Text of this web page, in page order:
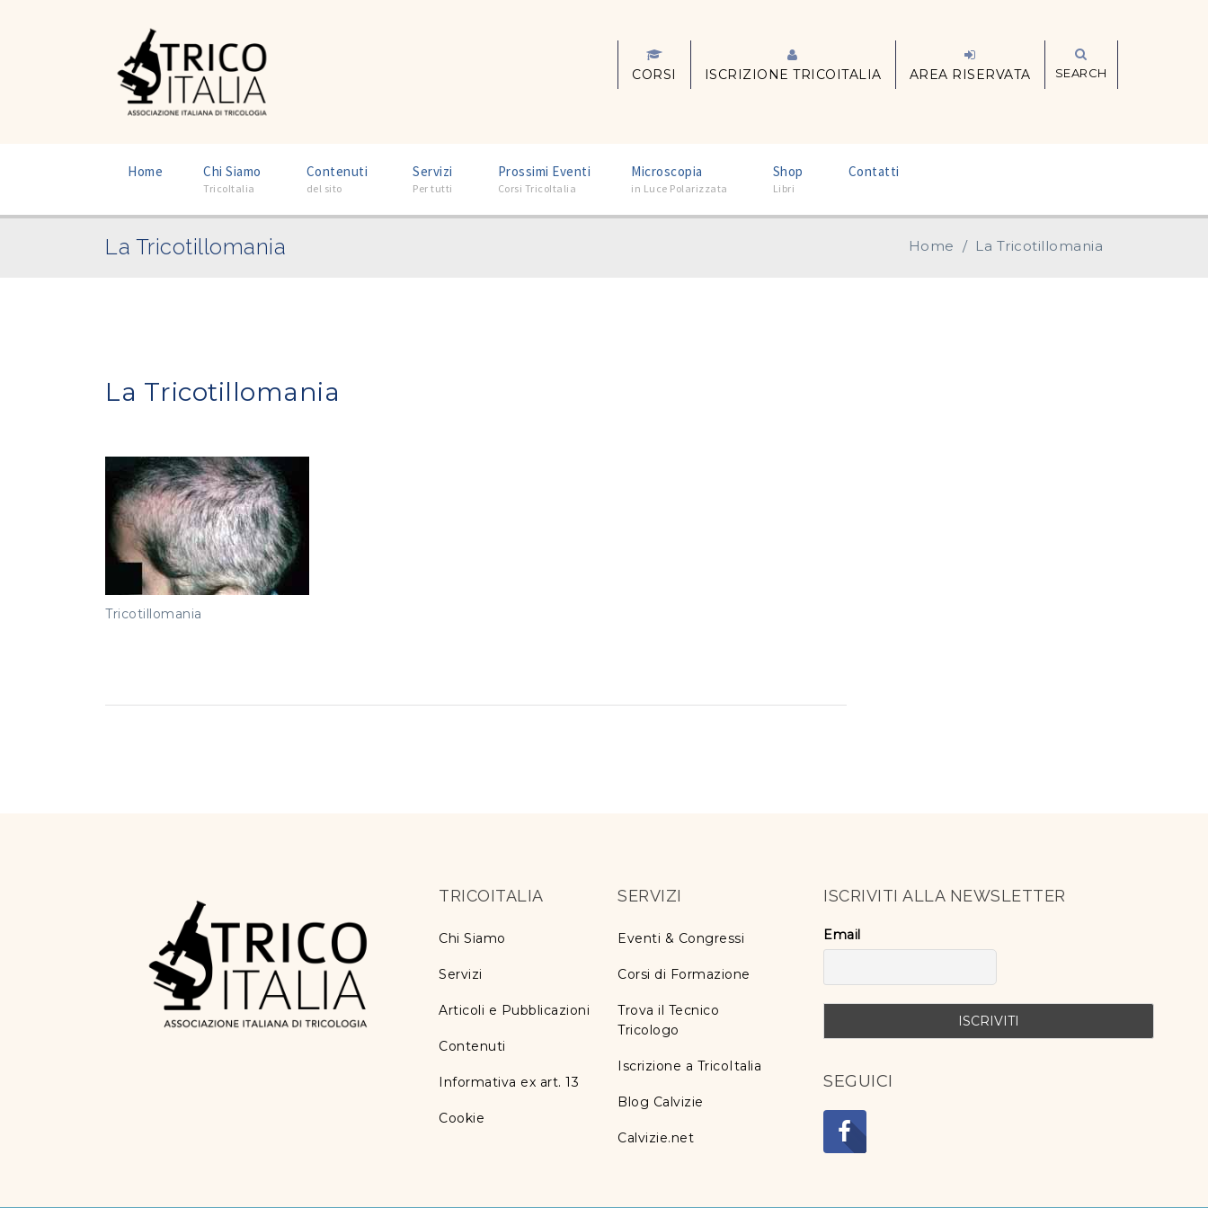
CORSI ISCRIZIONE TRICOITALIA AREA RISERVATA SEARCH
Home Chi Siamo
TricoItalia
Contenuti
del sito
Servizi
Per tutti
Prossimi Eventi
Corsi TricoItalia
Microscopia
in Luce Polarizzata
Shop
Libri
Contatti
La Tricotillomania Home / La Tricotillomania
La Tricotillomania
Tricotillomania
TRICOITALIA
Chi Siamo
Servizi
Articoli e Pubblicazioni
Contenuti
Informativa ex art. 13
Cookie
SERVIZI
Eventi & Congressi
Corsi di Formazione
Trova il Tecnico
Tricologo
Iscrizione a TricoItalia
Blog Calvizie
Calvizie.net
ISCRIVITI ALLA NEWSLETTER
Email
SEGUICI